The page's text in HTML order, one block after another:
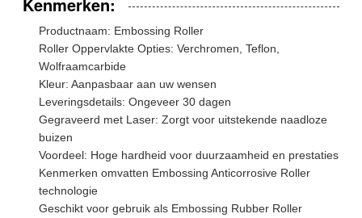
Productnaam: Embossing Roller
Roller Oppervlakte Opties: Verchromen, Teflon,
Wolfraamcarbide
Kleur: Aanpasbaar aan uw wensen
Leveringsdetails: Ongeveer 30 dagen
Gegraveerd met Laser: Zorgt voor uitstekende naadloze
buizen
Voordeel: Hoge hardheid voor duurzaamheid en prestaties
Kenmerken omvatten Embossing Anticorrosive Roller
technologie
Geschikt voor gebruik als Embossing Rubber Roller